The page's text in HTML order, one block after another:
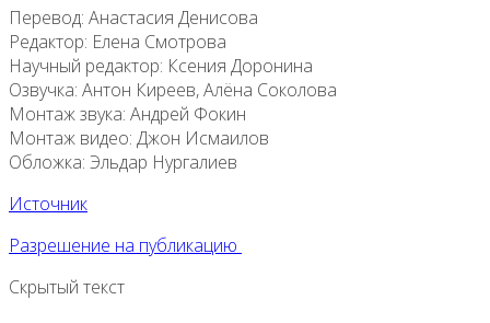
Перевод: Анастасия Денисова
Редактор: Елена Смотрова
Научный редактор: Ксения Доронина
Озвучка: Антон Киреев, Алёна Соколова
Монтаж звука: Андрей Фокин
Монтаж видео: Джон Исмаилов
Обложка: Эльдар Нургалиев
Источник
Разрешение на публикацию
Скрытый текст